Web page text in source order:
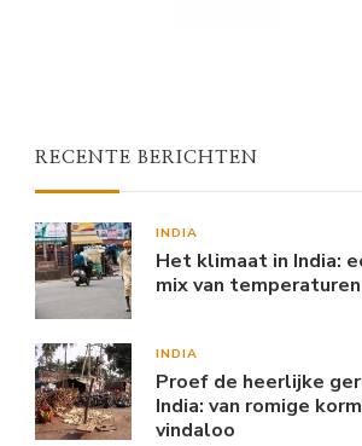
RECENTE BERICHTEN
INDIA
Het klimaat in India:
mix van temperaturen
INDIA
Proef de heerlijke
India: van romige
vindaloo